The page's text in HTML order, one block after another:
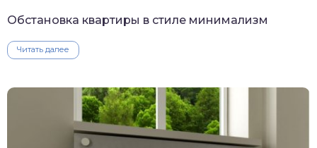
Обстановка квартиры в стиле минимализм
Читать далее